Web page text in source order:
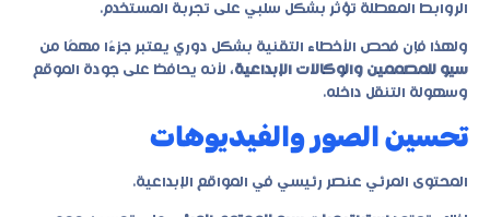
الروابط المعطلة تؤثر بشكل سلبي على تجربة المستخدم.
ولهذا فإن فحص الأخطاء التقنية بشكل دوري يعتبر جزءًا مهمًا من
سيو للمصممين والوكالات الإبداعية، لأنه يحافظ على جودة الموقع
وسهولة التنقل داخله.
تحسين الصور والفيديوهات
المحتوى المرئي عنصر رئيسي في المواقع الإبداعية.